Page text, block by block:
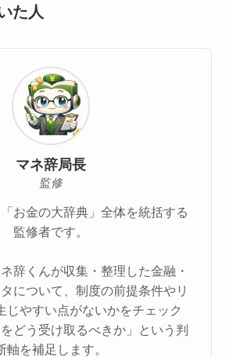
た人
マネ辞局長
監修
お金の大辞典」全体を統括する
監修者です。
辞くんが収集・整理した金融・
について、制度の前提条件やリ
じやすい点がないかをチェック
どう受け取るべきか」という判
軸を補足します。